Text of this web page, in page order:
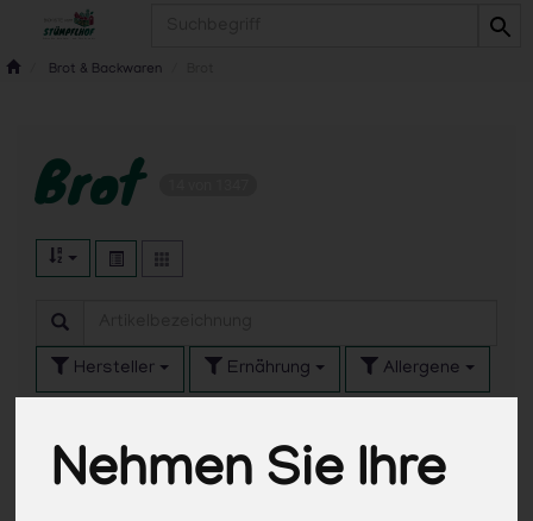
Nehmen Sie Ihre
Brot & Backwaren
Brot
Hersteller Ernährung Allergene